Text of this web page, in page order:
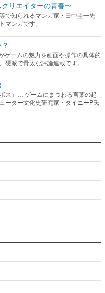
リエイターの青春〜
で知られるマンガ家・田中圭一先
マンガです。
ゲームの魅力を画面や操作の具体的
硬派で骨太な評論連載です。
ス」… ゲームにまつわる言葉の起
ーター文化史研究家・タイニーP氏